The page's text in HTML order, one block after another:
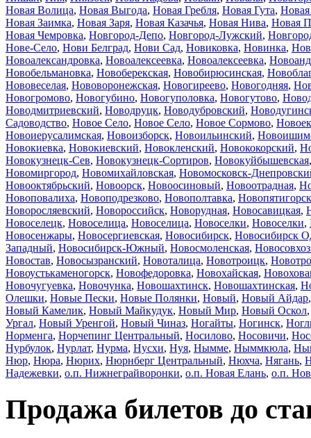
Новая Волица, Новая Выгода, Новая Гребля, Новая Гута,
Новая Заимка, Новая Заря, Новая Казачья, Новая Нива, Новая
Новая Чемровка, Новгород-Депо, Новгород-Лужский,
Нове-Село, Нови Белград, Нови Сад, Новиковка, Новинка,
Новоалександровка, Новоалексеевка, Новоалексеевка,
Новобельмановка, Новоберекская, Новобирюсинская,
Нововеселая, Нововоронежская, Новогиреево, Новогодняя,
Новогромово, Новогубино, Новогуполовка, Новогутово,
Новодмитриевский, Новодруцк, Новодубровский,
Садоводство, Новое Село, Новое Село, Новое Сормово,
Новоиерусалимская, Новоизборск, Новоильинский,
Новокиевка, Новокиевский, Новокленский, Новококорский,
Новокузнецк-Сев, Новокузнецк-Сортиров, Новокуйбышевская
Новомиргород, Новомихайловская, Новомосковск-
Новооктябрьский, Новоорск, Новоосиновый, Новоотрадная,
Новоповалиха, Новоподрезково, Новополтавка, Новопятигорск
Новоросляевский, Новороссийск, Новорудная, Новосавицкая,
Новоселецк, Новоселица, Новоселица, Новоселки, Новоселки,
Новосенжары, Новосергиевская, Новосибирск, Новосибирск
Западный, Новосибирск-Южный, Новосмоленская,
Новостав, Новосызранский, Новоталица, Новотроицк,
Новоустькаменогорск, Новофедоровка, Новохайская,
Новочугуевка, Новочунка, Новошахтинск, Новошахтинская,
Олешки, Новые Пески, Новые Полянки, Новый, Новый Айдар
Новый Камелик, Новый Майкудук, Новый Мир, Новый Оскол
Ургал, Новый Уренгой, Новый Чиназ, Ногайты, Ногинск,
Норменга, Норчепинг Центральный, Носилово, Носовичи,
Нурбулок, Нурлат, Нурма, Нусхи, Нуя, Нымме, Ныммкюла,
Нюр, Нюра, Нюрих, Нюрнберг Центральный, Нюхча, Нягань,
Надежевки, о.п. Нижнеграйворонки, о.п. Новая Елань, о.п.
Продажа билетов до